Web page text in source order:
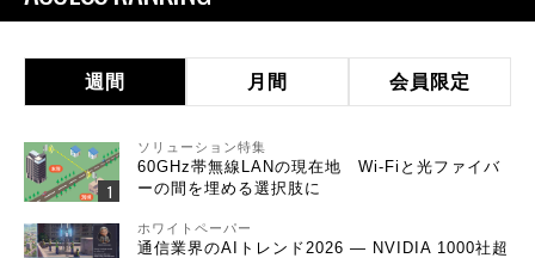
週間 月間 会員限定
ソリューション特集
60GHz帯無線LANの現在地 Wi-Fiと光ファイバ
ーの間を埋める選択肢に
ホワイトペーパー
通信業界のAIトレンド2026 ― NVIDIA 1000社超